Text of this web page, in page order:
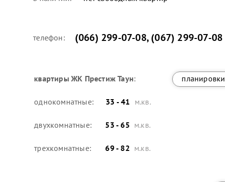
телефон: (066) 299-07-08,(067) 299-07-08
квартирыЖК Престиж Таун: планировки
однокомнатные: 33 - 41 м.кв.
двухкомнатные: 53 - 65 м.кв.
трехкомнатные: 69 - 82 м.кв.